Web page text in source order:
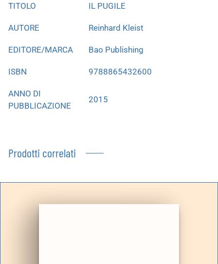
TITOLO IL PUGILE
AUTORE Reinhard Kleist
EDITORE/MARCA Bao Publishing
ISBN 9788865432600
ANNO DI
PUBBLICAZIONE
2015
Prodotti correlati